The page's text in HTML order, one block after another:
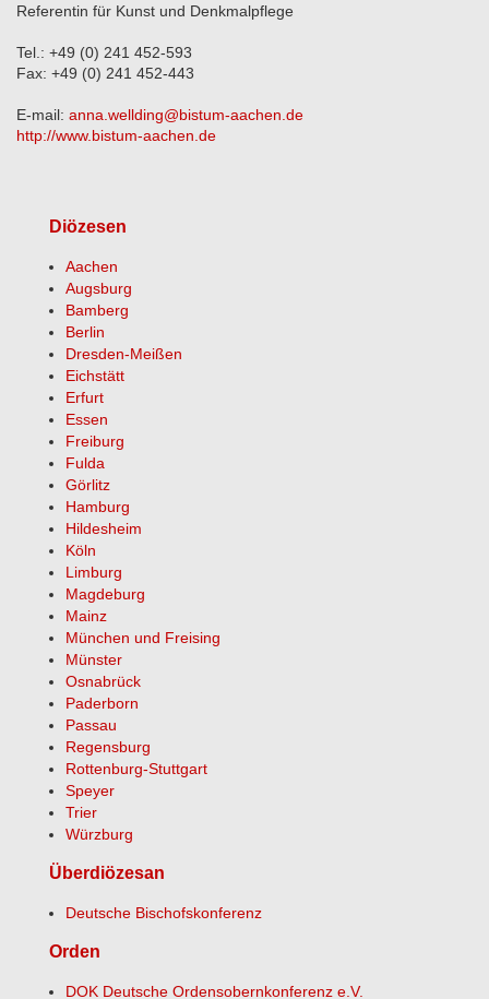
Referentin für Kunst und Denkmalpflege
Tel.: +49 (0) 241 452-593
Fax: +49 (0) 241 452-443
E-mail: anna.wellding@bistum-aachen.de
http://www.bistum-aachen.de
Diözesen
Aachen
Augsburg
Bamberg
Berlin
Dresden-Meißen
Eichstätt
Erfurt
Essen
Freiburg
Fulda
Görlitz
Hamburg
Hildesheim
Köln
Limburg
Magdeburg
Mainz
München und Freising
Münster
Osnabrück
Paderborn
Passau
Regensburg
Rottenburg-Stuttgart
Speyer
Trier
Würzburg
Überdiözesan
Deutsche Bischofskonferenz
Orden
DOK Deutsche Ordensobernkonferenz e.V.